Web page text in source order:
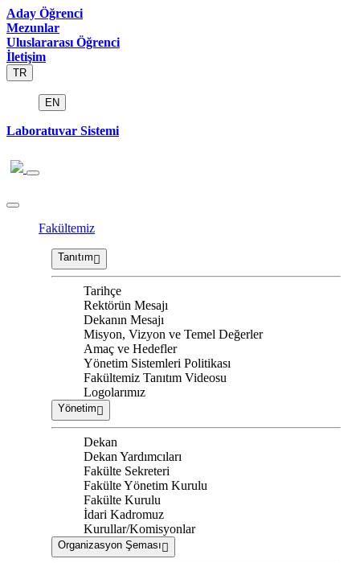
Aday Öğrenci
Mezunlar
Uluslararası Öğrenci
İletişim
TR
EN
Laboratuvar Sistemi
Fakültemiz
Tanıtım
Tarihçe
Rektörün Mesajı
Dekanın Mesajı
Misyon, Vizyon ve Temel Değerler
Amaç ve Hedefler
Yönetim Sistemleri Politikası
Fakültemiz Tanıtım Videosu
Logolarımız
Yönetim
Dekan
Dekan Yardımcıları
Fakülte Sekreteri
Fakülte Yönetim Kurulu
Fakülte Kurulu
İdari Kadromuz
Kurullar/Komisyonlar
Organizasyon Şeması